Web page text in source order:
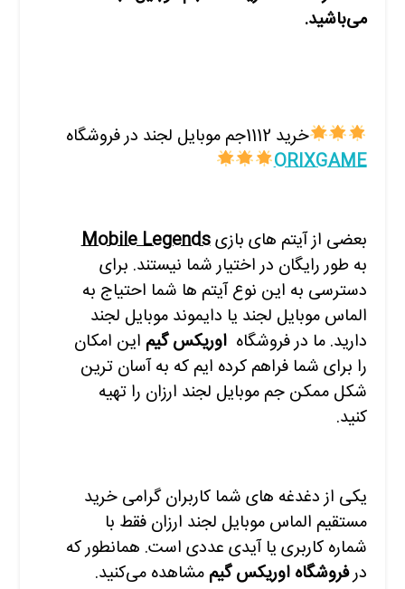
می‌باشید.
خرید 1112جم موبایل لجند در فروشگاه
ORIXGAME
بعضی از آیتم های بازیMobile Legends
به طور رایگان در اختیار شما نیستند. برای
دسترسی به این نوع آیتم ها شما احتیاج به
الماس موبایل لجند یا دایموند موبایل لجند
دارید. ما در فروشگاهاوریکس گیم این امکان
را برای شما فراهم کرده ایم که به آسان ترین
شکل ممکن جم موبایل لجند ارزان را تهیه
کنید.
یکی از دغدغه های شما کاربران گرامی خرید
مستقیم الماس موبایل لجند ارزان فقط با
شماره کاربری یا آیدی عددی است. همانطور که
درفروشگاه اوریکس گیم مشاهدهمی‌کنید.